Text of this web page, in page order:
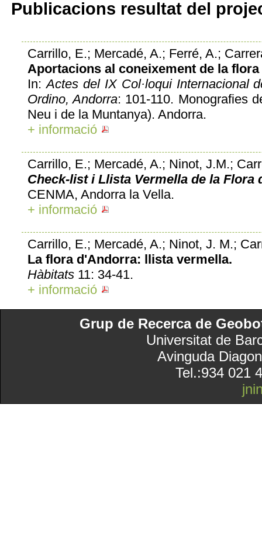
Publicacions resultat del
Carrillo, E.; Mercadé, A.; Ferré, A.;
Aportacions al coneixement de la
In:Actes del IX Col·loqui Internacional
Ordino, Andorra: 101-110. Monografies
Neu i de la Muntanya). Andorra.
+ informació
Carrillo, E.; Mercadé, A.; Ninot, J.M.;
Check-list i Llista Vermella de la Flora
CENMA, Andorra la Vella.
+ informació
Carrillo, E.; Mercadé, A.; Ninot, J. M.;
La flora d'Andorra: llista vermella.
Hàbitats 11: 34-41.
+ informació
Grup de Recerca de
Universitat de
Avinguda
Tel.:934 021